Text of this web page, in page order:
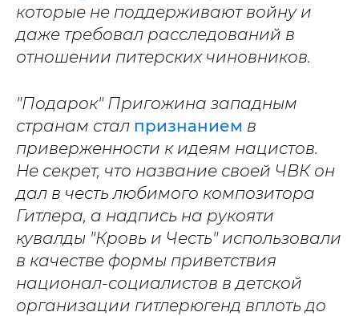
которые не поддерживают войну и
даже требовал расследований в
отношении питерских чиновников.
"Подарок" Пригожина западным
странам стал признанием в
приверженности к идеям нацистов.
Не секрет, что название своей ЧВК он
дал в честь любимого композитора
Гитлера, а надпись на рукояти
кувалды "Кровь и Честь" использовали
в качестве формы приветствия
национал-социалистов в детской
организации гитлерюгенд вплоть до